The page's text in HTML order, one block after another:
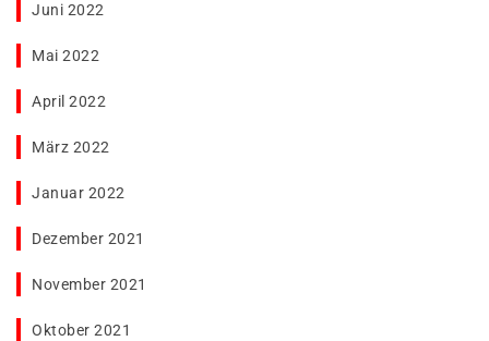
Juni 2022
Mai 2022
April 2022
März 2022
Januar 2022
Dezember 2021
November 2021
Oktober 2021